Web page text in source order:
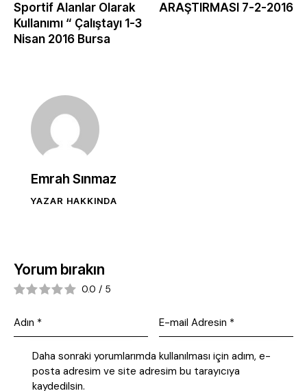
Sportif Alanlar Olarak
Kullanımı “ Çalıştayı 1-3
Nisan 2016 Bursa
ARAŞTIRMASI 7-2-2016
Emrah Sınmaz
YAZAR HAKKINDA
Yorum bırakın
0.0 / 5
Daha sonraki yorumlarımda kullanılması için adım, e-
posta adresim ve site adresim bu tarayıcıya
kaydedilsin.